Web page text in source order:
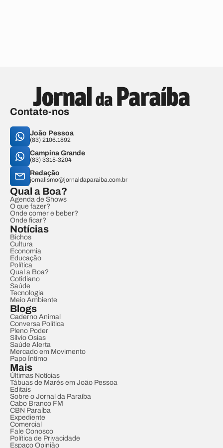
Contate-nos
João Pessoa
(83) 2106.1892
Campina Grande
(83) 3315-3204
Redação
jornalismo@jornaldaparaiba.com.br
Qual a Boa?
Agenda de Shows
O que fazer?
Onde comer e beber?
Onde ficar?
Notícias
Bichos
Cultura
Economia
Educação
Política
Qual a Boa?
Cotidiano
Saúde
Tecnologia
Meio Ambiente
Blogs
Caderno Animal
Conversa Política
Pleno Poder
Sílvio Osias
Saúde Alerta
Mercado em Movimento
Papo Íntimo
Mais
Últimas Notícias
Tábuas de Marés em João Pessoa
Editais
Sobre o Jornal da Paraíba
Cabo Branco FM
CBN Paraíba
Expediente
Comercial
Fale Conosco
Política de Privacidade
Espaço Opinião